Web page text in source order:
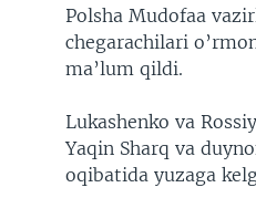
Polsha Mudofaa
chegarachilari
ma’lum qildi.
Lukashenko va
Yaqin Sharq va
oqibatida yuzaga